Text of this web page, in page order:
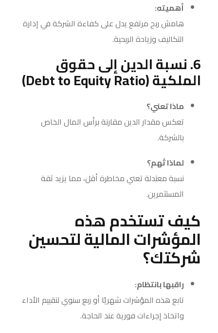
أهميته:
هامش ربح مرتفع يدل على كفاءة الشركة في إدارة
التكاليف وزيادة الربحية.
6. نسبة الدين إلى حقوق
الملكية (Debt to Equity Ratio)
ماذا تعني؟
تعكس مقدار الدين مقارنة برأس المال الخاص
بالشركة.
لماذا تُهم؟
نسبة معتدلة تعني مخاطرة أقل، مما يزيد ثقة
المستثمرين.
كيف تستخدم هذه
المؤشرات المالية لتحسين
شركتك؟
راقبها بانتظام:
تابع هذه المؤشرات شهريًا أو ربع سنوي لتقييم الأداء
واتخاذ إجراءات فورية عند الحاجة.